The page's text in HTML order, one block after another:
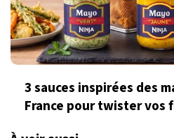
3 sauces inspirées des
France pour twister vos